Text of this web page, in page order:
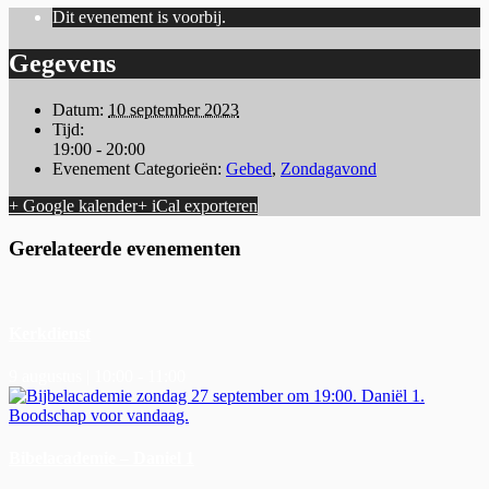
Dit evenement is voorbij.
Gegevens
Datum: 10 september 2023
Tijd:
19:00 - 20:00
Evenement Categorieën: Gebed, Zondagavond
+ Google kalender+ iCal exporteren
Gerelateerde evenementen